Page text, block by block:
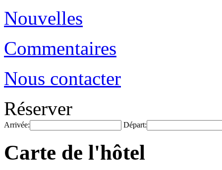
Nouvelles
Commentaires
Nous contacter
Réserver
Arrivée: Départ:
Carte de l'hôtel